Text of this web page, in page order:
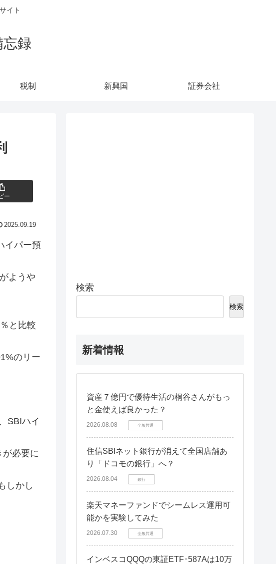
イト
録
税制 新興国 証券会社
ー
2025.09.19
イパー預
ようや
と比較
のリー
SBIハイ
が必要に
しかし
検索
検索
新着情報
資産７億円で優待生活の桐谷さんがもっ
と金使えば良かった？
2026.08.08 全般共通
住信SBIネット銀行が消えて全国店舗あ
り「ドコモの銀行」へ？
2026.08.04 銀行
楽天マネーファンドでシームレス運用可
能かを実験してみた
2026.07.30 全般共通
インベスコQQQの東証ETF･587Aは10万